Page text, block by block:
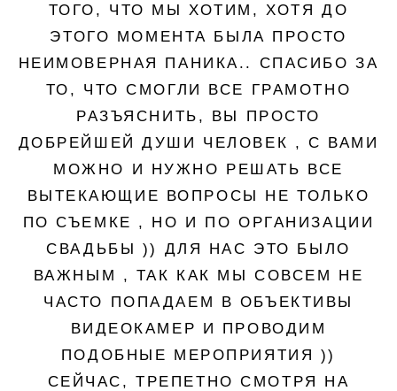
ТОГО, ЧТО МЫ ХОТИМ, ХОТЯ ДО
ЭТОГО МОМЕНТА БЫЛА ПРОСТО
НЕИМОВЕРНАЯ ПАНИКА.. СПАСИБО ЗА
ТО, ЧТО СМОГЛИ ВСЕ ГРАМОТНО
РАЗЪЯСНИТЬ, ВЫ ПРОСТО
ДОБРЕЙШЕЙ ДУШИ ЧЕЛОВЕК , С ВАМИ
МОЖНО И НУЖНО РЕШАТЬ ВСЕ
ВЫТЕКАЮЩИЕ ВОПРОСЫ НЕ ТОЛЬКО
ПО СЪЕМКЕ , НО И ПО ОРГАНИЗАЦИИ
СВАДЬБЫ )) ДЛЯ НАС ЭТО БЫЛО
ВАЖНЫМ , ТАК КАК МЫ СОВСЕМ НЕ
ЧАСТО ПОПАДАЕМ В ОБЪЕКТИВЫ
ВИДЕОКАМЕР И ПРОВОДИМ
ПОДОБНЫЕ МЕРОПРИЯТИЯ ))
СЕЙЧАС, ТРЕПЕТНО СМОТРЯ НА